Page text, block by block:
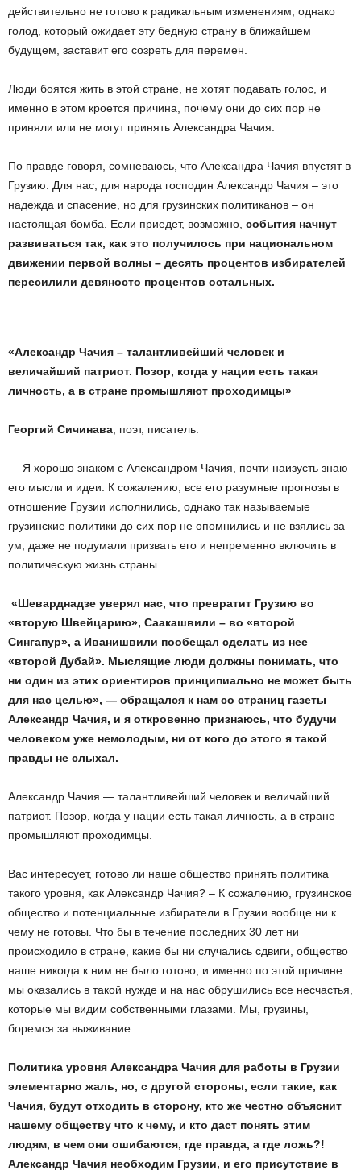
действительно не готово к радикальным изменениям, однако
голод, который ожидает эту бедную страну в ближайшем
будущем, заставит его созреть для перемен.
Люди боятся жить в этой стране, не хотят подавать голос, и
именно в этом кроется причина, почему они до сих пор не
приняли или не могут принять Александра Чачия.
По правде говоря, сомневаюсь, что Александра Чачия впустят в
Грузию. Для нас, для народа господин Александр Чачия – это
надежда и спасение, но для грузинских политиканов – он
настоящая бомба. Если приедет, возможно, события начнут
развиваться так, как это получилось при национальном
движении первой волны – десять процентов избирателей
пересилили девяносто процентов остальных.
«Александр Чачия – талантливейший человек и
величайший патриот. Позор, когда у нации есть такая
личность, а в стране промышляют проходимцы»
Георгий Сичинава , поэт, писатель:
— Я хорошо знаком с Александром Чачия, почти наизусть знаю
его мысли и идеи. К сожалению, все его разумные прогнозы в
отношение Грузии исполнились, однако так называемые
грузинские политики до сих пор не опомнились и не взялись за
ум, даже не подумали призвать его и непременно включить в
политическую жизнь страны.
«Шеварднадзе уверял нас, что превратит Грузию во
«вторую Швейцарию», Саакашвили – во «второй
Сингапур», а Иванишвили пообещал сделать из нее
«второй Дубай». Мыслящие люди должны понимать, что
ни один из этих ориентиров принципиально не может быть
для нас целью», — обращался к нам со страниц газеты
Александр Чачия, и я откровенно признаюсь, что будучи
человеком уже немолодым, ни от кого до этого я такой
правды не слыхал.
Александр Чачия — талантливейший человек и величайший
патриот. Позор, когда у нации есть такая личность, а в стране
промышляют проходимцы.
Вас интересует, готово ли наше общество принять политика
такого уровня, как Александр Чачия? – К сожалению, грузинское
общество и потенциальные избиратели в Грузии вообще ни к
чему не готовы. Что бы в течение последних 30 лет ни
происходило в стране, какие бы ни случались сдвиги, общество
наше никогда к ним не было готово, и именно по этой причине
мы оказались в такой нужде и на нас обрушились все несчастья,
которые мы видим собственными глазами. Мы, грузины,
боремся за выживание.
Политика уровня Александра Чачия для работы в Грузии
элементарно жаль, но, с другой стороны, если такие, как
Чачия, будут отходить в сторону, кто же честно объяснит
нашему обществу что к чему, и кто даст понять этим
людям, в чем они ошибаются, где правда, а где ложь?!
Александр Чачия необходим Грузии, и его присутствие в